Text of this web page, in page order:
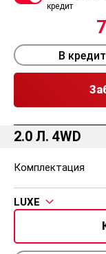
кредит
В кредит
2.0 Л. 4WD
Комплектация
LUXE